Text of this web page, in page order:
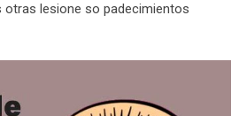
otras lesione so padecimientos